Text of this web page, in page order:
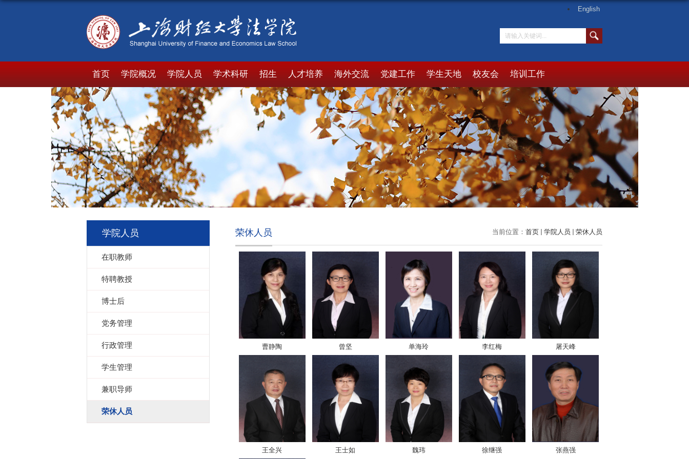
English
首页 学院概况 学院人员 学术科研 招生 人才培养 海外交流 党建工作 学生天地 校友会 培训工作
学院人员
在职教师
特聘教授
博士后
党务管理
行政管理
学生管理
兼职导师
荣休人员
当前位置： 首页 学院人员 荣休人员
荣休人员
曹静陶 曾坚 单海玲 李红梅 屠天峰
王全兴 王士如 魏玮 徐继强 张燕强